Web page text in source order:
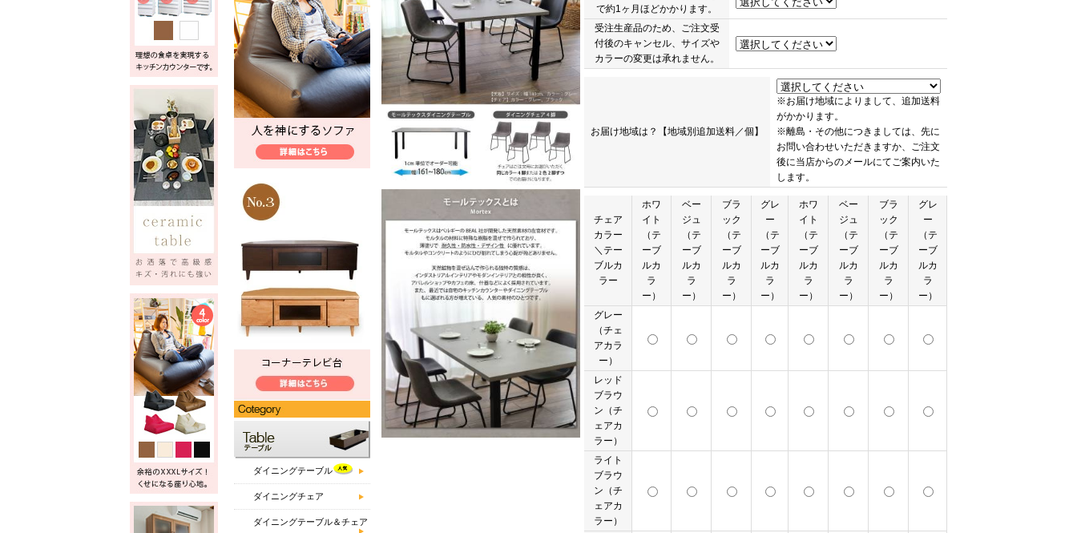
ダイニングテーブル
ダイニングチェア
ダイニングテーブル＆チェア
で約1ヶ月ほどかかります。
受注生産品のため、ご注文受
付後のキャンセル、サイズや
カラーの変更は承れません。
お届け地域は？【地域別追加送料／個】
※お届け地域によりまして、追加送料
がかかります。
※離島・その他につきましては、先に
お問い合わせいただきますか、ご注文
後に当店からのメールにてご案内いた
します。
チェア
カラー
＼テー
ブルカ
ラー
ホワ
イト
（テ
ーブ
ルカ
ラ
ー）
ベー
ジュ
（テ
ーブ
ルカ
ラ
ー）
ブラ
ック
（テ
ーブ
ルカ
ラ
ー）
グレ
ー
（テ
ーブ
ルカ
ラ
ー）
ホワ
イト
（テ
ーブ
ルカ
ラ
ー）
ベー
ジュ
（テ
ーブ
ルカ
ラ
ー）
ブラ
ック
（テ
ーブ
ルカ
ラ
ー）
グレ
ー
（テ
ーブ
ルカ
ラ
ー）
グレー
（チェ
アカラ
ー）
レッド
ブラウ
ン（チ
ェアカ
ラー）
ライト
ブラウ
ン（チ
ェアカ
ラー）